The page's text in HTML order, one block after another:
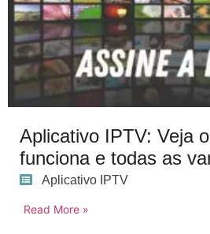
Aplicativo IPTV: Veja
funciona e todas as
Aplicativo IPTV
Read More »